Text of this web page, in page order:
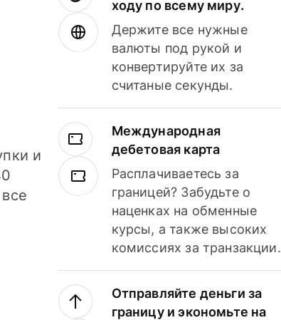
и
ходу по всему миру.
Держите все нужные
валюты под рукой и
конвертируйте их за
считаные секунды.
Международная
дебетовая карта
Расплачиваетесь за
границей? Забудьте о
наценках на обменные
курсы, а также высоких
комиссиях за транзакции.
Отправляйте деньги за
границу и экономьте на